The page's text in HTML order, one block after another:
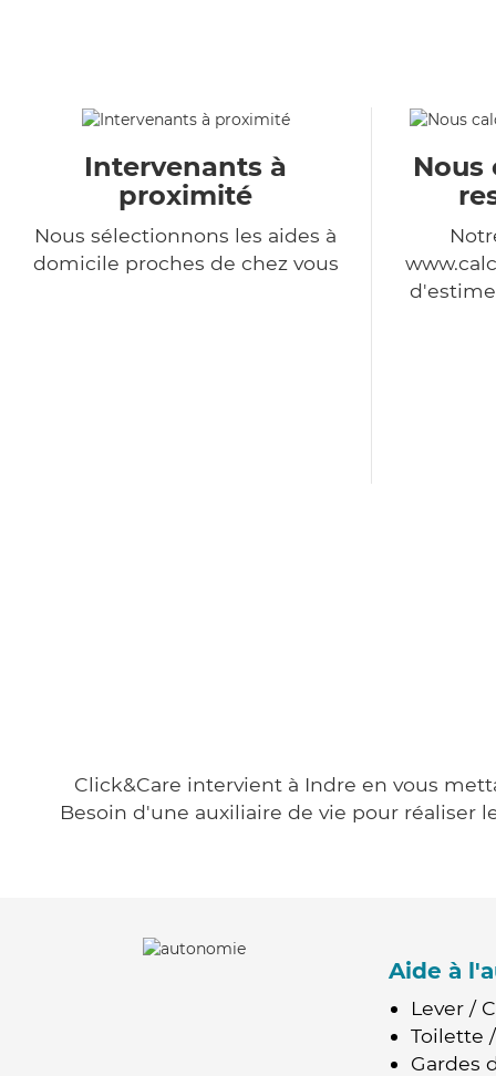
Intervenants à
proximité
Nous sélectionnons les aides à
domicile proches de chez vous
Nous
Click&Care intervient à Indre en vous
Besoin d'une auxiliaire de vie pour réaliser
Aide à
Lever /
Toilette
Gardes